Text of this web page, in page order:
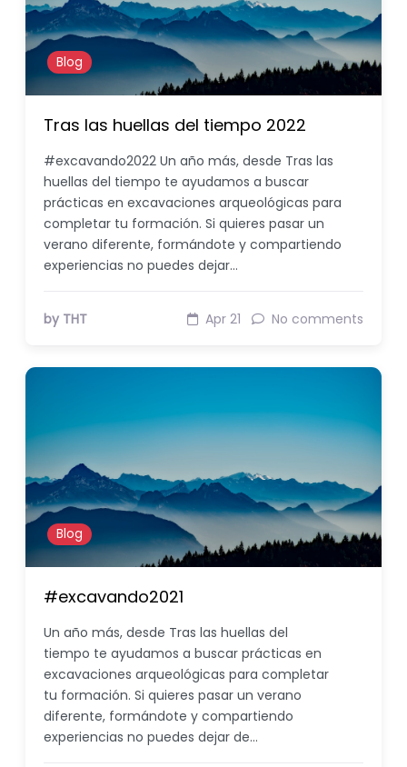
Blog
Tras las huellas del tiempo 2022
#excavando2022 Un año más, desde Tras las
huellas del tiempo te ayudamos a buscar
prácticas en excavaciones arqueológicas para
completar tu formación. Si quieres pasar un
verano diferente, formándote y compartiendo
experiencias no puedes dejar…
by THT Apr 21 No comments
Blog
#excavando2021
Un año más, desde Tras las huellas del
tiempo te ayudamos a buscar prácticas en
excavaciones arqueológicas para completar
tu formación. Si quieres pasar un verano
diferente, formándote y compartiendo
experiencias no puedes dejar de…